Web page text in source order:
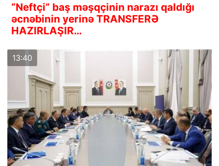
“Neftçi” baş məşqçinin narazı qaldığı
əcnəbinin yerinə TRANSFERƏ
HAZIRLAŞIR…
13:40